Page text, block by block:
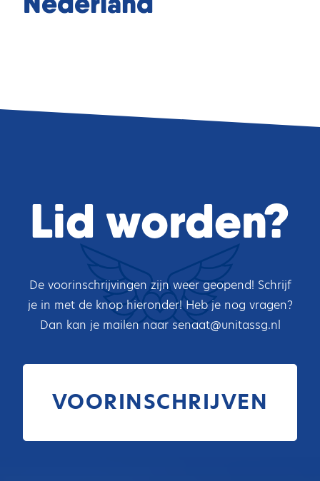
Lid worden?
De voorinschrijvingen zijn weer geopend! Schrijf
je in met de knop hieronder! Heb je nog vragen?
Dan kan je mailen naar senaat@unitassg.nl
VOORINSCHRIJVEN